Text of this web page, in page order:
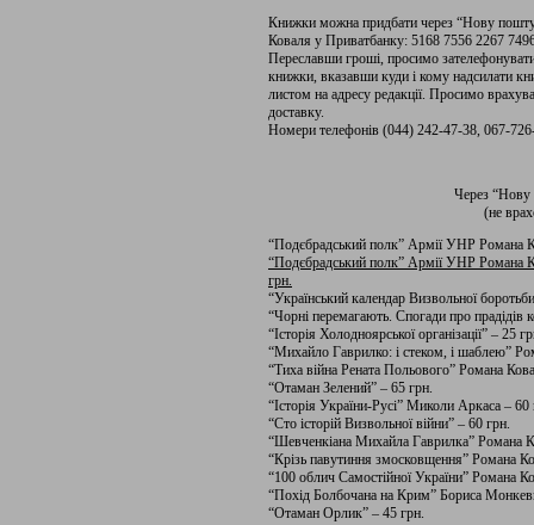
Книжки можна придбати через “Нову
Коваля у Приватбанку: 5168 7556 2267
Переславши гроші, просимо
книжки, вказавши куди і кому надсилати
листом на адресу редакції. Просимо
доставку.
Номери телефонів (044) 242-47-38, 067-
Через
(не
“Подєбрадський полк” Армії УНР Романа
“Подєбрадський полк” Армії УНР Романа
грн.
“Український календар Визвольної
“Чорні перемагають. Спогади про прадідів
“Історія Холодноярської організації” – 25
“Михайло Гаврилко: і стеком, і шаблею”
“Тиха війна Рената Польового” Романа
“Отаман Зелений” – 65 грн.
“Історія України-Русі” Миколи Аркаса – 60
“Сто історій Визвольної війни” – 60 грн.
“Шевченкіана Михайла Гаврилка” Романа
“Крізь павутиння змосковщення” Романа
“100 облич Самостійної України” Романа
“Похід Болбочана на Крим” Бориса
“Отаман Орлик” – 45 грн.